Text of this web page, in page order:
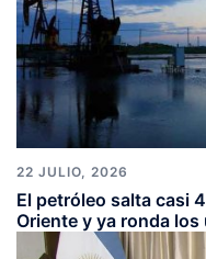
22 JULIO, 2026
El petróleo salta casi
Oriente y ya ronda los